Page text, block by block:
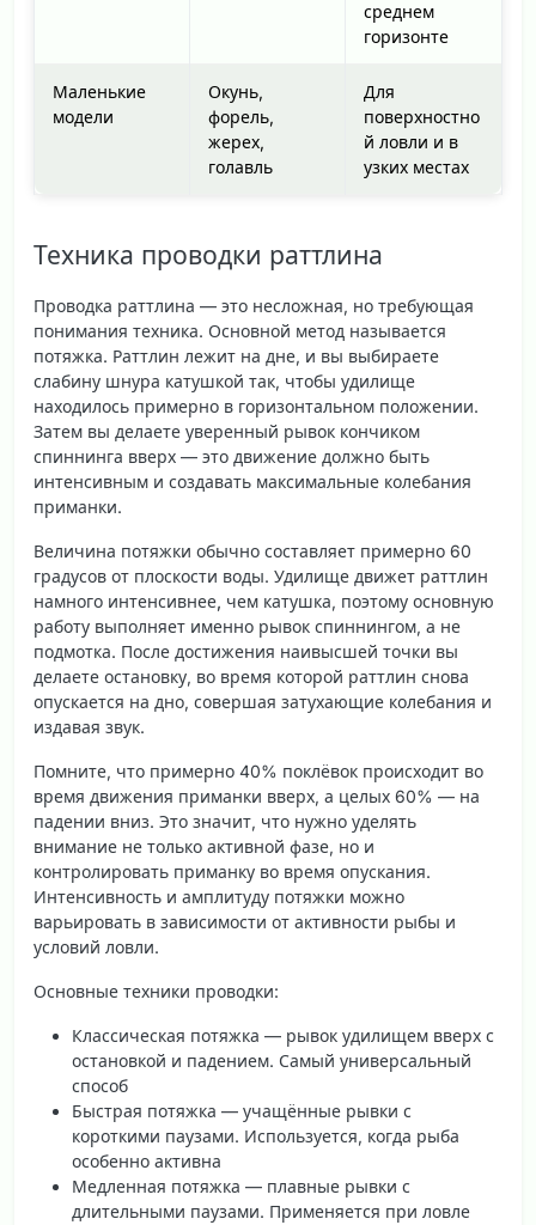
среднем
горизонте
Маленькие
модели
Окунь,
форель,
жерех,
голавль
Для
поверхностно
й ловли и в
узких местах
Техника проводки раттлина
Проводка раттлина — это несложная, но требующая
понимания техника. Основной метод называется
потяжка. Раттлин лежит на дне, и вы выбираете
слабину шнура катушкой так, чтобы удилище
находилось примерно в горизонтальном положении.
Затем вы делаете уверенный рывок кончиком
спиннинга вверх — это движение должно быть
интенсивным и создавать максимальные колебания
приманки.
Величина потяжки обычно составляет примерно 60
градусов от плоскости воды. Удилище движет раттлин
намного интенсивнее, чем катушка, поэтому основную
работу выполняет именно рывок спиннингом, а не
подмотка. После достижения наивысшей точки вы
делаете остановку, во время которой раттлин снова
опускается на дно, совершая затухающие колебания и
издавая звук.
Помните, что примерно 40% поклёвок происходит во
время движения приманки вверх, а целых 60% — на
падении вниз. Это значит, что нужно уделять
внимание не только активной фазе, но и
контролировать приманку во время опускания.
Интенсивность и амплитуду потяжки можно
варьировать в зависимости от активности рыбы и
условий ловли.
Основные техники проводки:
Классическая потяжка — рывок удилищем вверх с
остановкой и падением. Самый универсальный
способ
Быстрая потяжка — учащённые рывки с
короткими паузами. Используется, когда рыба
особенно активна
Медленная потяжка — плавные рывки с
длительными паузами. Применяется при ловле